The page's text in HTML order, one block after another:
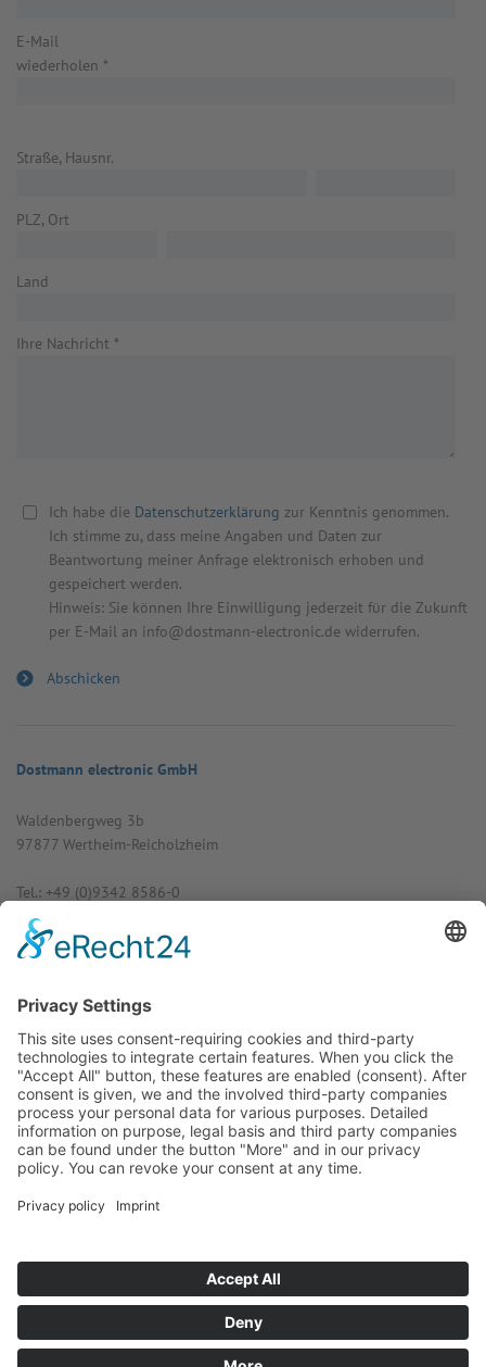
E-Mail
wiederholen *
Straße, Hausnr.
PLZ, Ort
Land
Ihre Nachricht *
Ich habe die Datenschutzerklärung zur Kenntnis genommen.
Ich stimme zu, dass meine Angaben und Daten zur
Beantwortung meiner Anfrage elektronisch erhoben und
gespeichert werden.
Hinweis: Sie können Ihre Einwilligung jederzeit für die Zukunft
per E-Mail an info@dostmann-electronic.de widerrufen.
Dostmann electronic GmbH
Wal­den­berg­weg 3b
97877 Wert­heim-Reicholz­heim
Tel.: +49 (0)9342 8586-0
E-Mail: info@dost­mann-elec­tro­nic.de
www.dostmann-electronic.de
Haben Sie Fra­gen an uns?
Dann neh­men Sie doch ein­fach Kon­
takt mit uns auf – Wir bera­ten Sie
gerne ganz indi­vi­du­ell!